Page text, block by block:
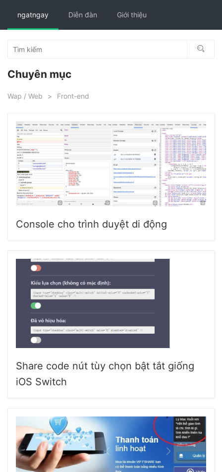
ngatngay Diễn đàn Giới thiệu
Chuyên mục
Wap / Web > Front-end
Console cho trình duyệt di động
Share code nút tùy chọn bật tắt giống
iOS Switch